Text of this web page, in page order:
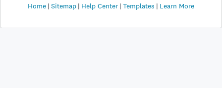
Home Sitemap Help Center Templates Learn More